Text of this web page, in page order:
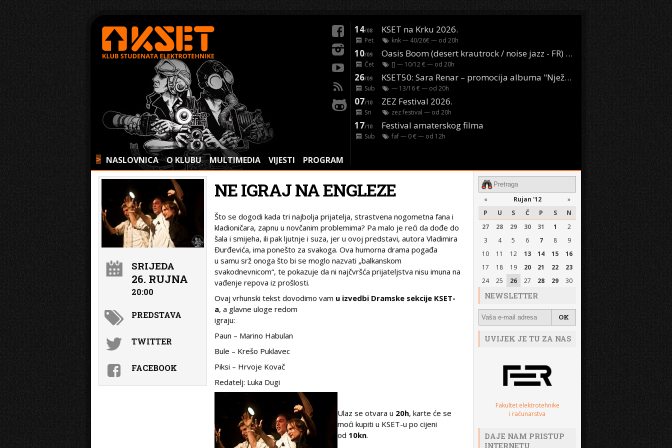
> NASLOVNICA O KLUBU MULTIMEDIA VIJESTI PROGRAM
14/08 KSET na Krku 2026.
Pet knk— 40/26€ — od 20h
10/09 Oasis Boom (desert krautrock / noise jazz - FR) @ KONTEJNER
Čet [] — 10/12 € — od 20h
26/09 KSET50: Sara Renar – promocija albuma "Nježne riječi" @ Močvara
Sub — 13/16 € — od 20h
07/10 ZEZ Festival 2026.
Sri zez festival — od 20h
17/10 Festival amaterskog filma
Sub faf— 0 € — od 12h
NE IGRAJ NA ENGLEZE
Što se dogodi kada tri najbolja prijatelja, strastvena nogometna fana i
kladioničara, zapnu u novčanim problemima? Pa malo je reći da dođe do
šala i smijeha, ili pak ljutnje i suza, jer u ovoj predstavi, autora Vladimira
Đurđevića, ima ponešto za svakoga. Ova humorna drama pogađa
u samu srž onoga što bi se moglo nazvati „balkanskom
svakodnevnicom“, te pokazuje da ni najčvršća prijateljstva nisu imuna na
vađenje repova iz prošlosti.
Ovaj vrhunski tekst dovodimo vam u izvedbi Dramske sekcije KSET-
a, a glavne uloge redom
igraju:
Paun – Marino Habulan
Bule – Krešo Puklavec
Piksi – Hrvoje Kovač
Redatelj: Luka Dugi
Ulaz se otvara u 20h, karte će se
moći kupiti u KSET-u po cijeni
od 10kn.
SRIJEDA
26. RUJNA
20:00
PREDSTAVA
TWITTER
FACEBOOK
« Rujan '12
»
P
U S Č P S
N
27
28 29 30 31 1
2
3
4 5 6 7 8
9
10
11 12 13 14 15
16
17
18 19 20 21 22
23
24
25 26 27 28 29 30
NEWSLETTER
UVIJEK JE TU ZA NAS
Fakultet elektrotehnike
i računarstva
DAJE NAM PRISTUP
INTERNETU